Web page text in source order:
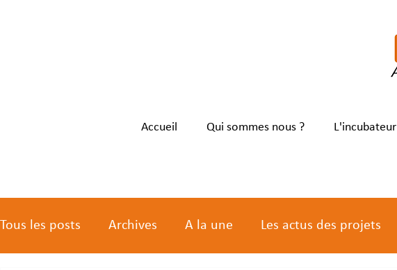
Accueil Qui sommes nous ? L'incubateur
Tous les posts Archives A la une Les actus des projets